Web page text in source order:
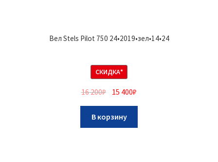
Вел Stels Pilot 750 24•2019•зел•14•24
СКИДКА*
16 200₽ 15 400₽
В корзину